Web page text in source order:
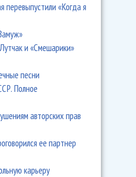
«Когда я
и «Смешарики»
песни
Полное
авторских прав
ее партнер
карьеру